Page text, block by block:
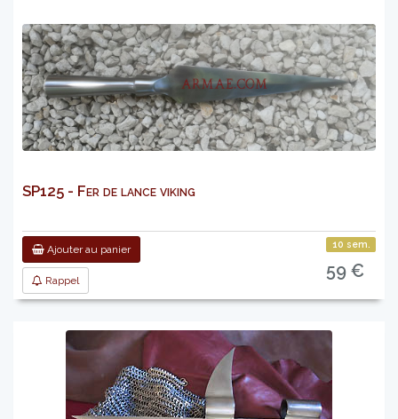
SP125 - Fer de lance viking
Ajouter au panier
Rappel
10 sem.
59 €